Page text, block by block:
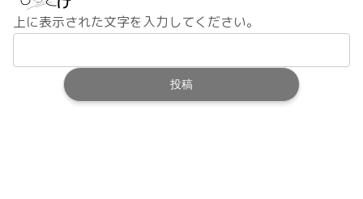
上に表示された文字を入力してください。